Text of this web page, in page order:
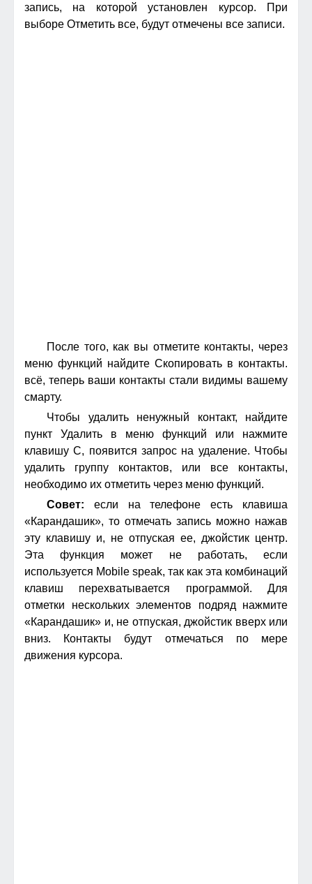
запись, на которой установлен курсор. При
выборе Отметить все, будут отмечены все записи.
После того, как вы отметите контакты, через
меню функций найдите Скопировать в контакты.
всё, теперь ваши контакты стали видимы вашему
смарту.
Чтобы удалить ненужный контакт, найдите
пункт Удалить в меню функций или нажмите
клавишу C, появится запрос на удаление. Чтобы
удалить группу контактов, или все контакты,
необходимо их отметить через меню функций.
Совет: если на телефоне есть клавиша
«Карандашик», то отмечать запись можно нажав
эту клавишу и, не отпуская ее, джойстик центр.
Эта функция может не работать, если
используется Mobile speak, так как эта комбинаций
клавиш перехватывается программой. Для
отметки нескольких элементов подряд нажмите
«Карандашик» и, не отпуская, джойстик вверх или
вниз. Контакты будут отмечаться по мере
движения курсора.